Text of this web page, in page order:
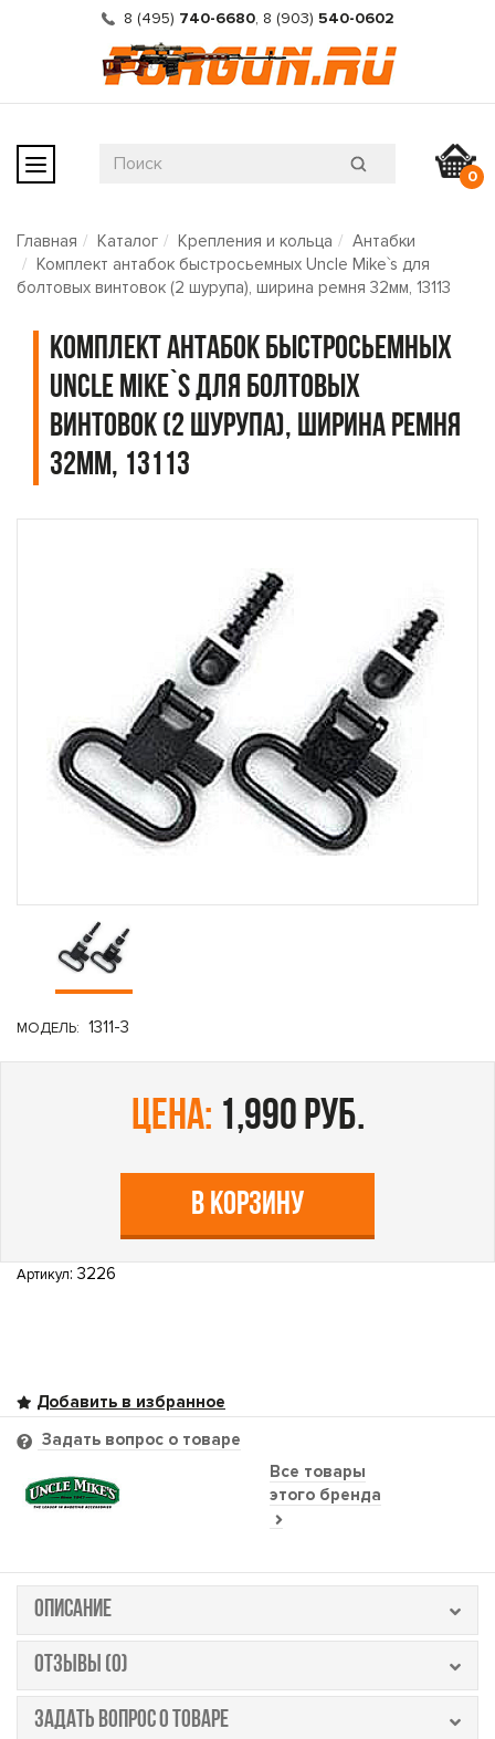
8 (495) 740-6680, 8 (903) 540-0602
0
Главная Каталог Крепления и кольца
Антабки
Комплект антабок быстросьемных Uncle Mike`s для
болтовых винтовок (2 шурупа), ширина ремня 32мм, 13113
Комплект антабок быстросьемных
Uncle Mike`s для болтовых
винтовок (2 шурупа), ширина ремня
32мм, 13113
МОДЕЛЬ: 1311-3
цена: 1,990 руб.
В КОРЗИНУ
Артикул: 3226
Все товары
этого бренда
Задать вопрос о товаре
ОПИСАНИЕ
ОТЗЫВЫ (0)
ЗАДАТЬ ВОПРОС О ТОВАРЕ